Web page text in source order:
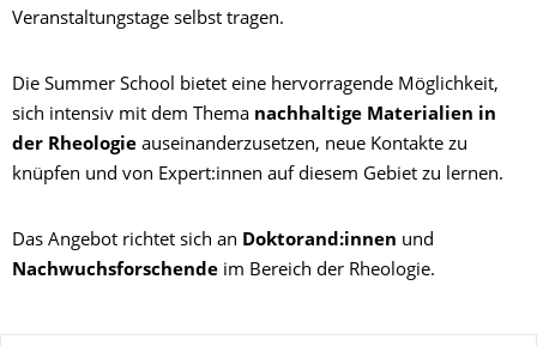
Veranstaltungstage selbst tragen.
Die Summer School bietet eine hervorragende Möglichkeit,
sich intensiv mit dem Thema nachhaltige Materialien in
der Rheologie auseinanderzusetzen, neue Kontakte zu
knüpfen und von Expert:innen auf diesem Gebiet zu lernen.
Das Angebot richtet sich an Doktorand:innen und
Nachwuchsforschende im Bereich der Rheologie.